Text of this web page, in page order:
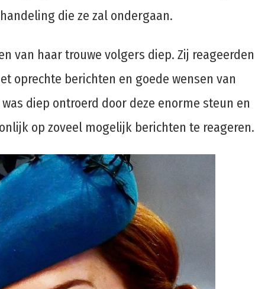
die ze zal ondergaan.
van haar trouwe volgers diep. Zij reageerden
oprechte berichten en goede wensen van
diep ontroerd door deze enorme steun en
op zoveel mogelijk berichten te reageren.